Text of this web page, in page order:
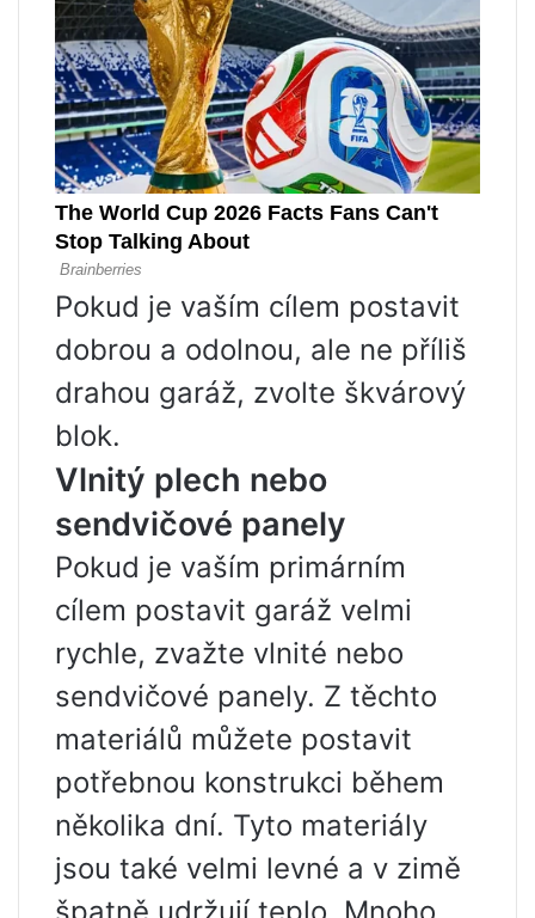
Pokud je vaším cílem postavit
dobrou a odolnou, ale ne příliš
drahou garáž, zvolte škvárový
blok.
Vlnitý plech nebo
sendvičové panely
Pokud je vaším primárním
cílem postavit garáž velmi
rychle, zvažte vlnité nebo
sendvičové panely. Z těchto
materiálů můžete postavit
potřebnou konstrukci během
několika dní. Tyto materiály
jsou také velmi levné a v zimě